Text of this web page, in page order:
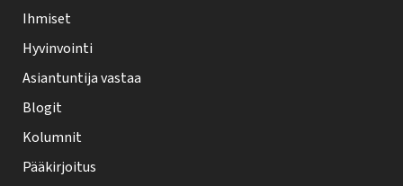
e
h
t
i
f
o
Ihmiset
Hyvinvointi
Asiantuntija vastaa
Blogit
Kolumnit
Pääkirjoitus